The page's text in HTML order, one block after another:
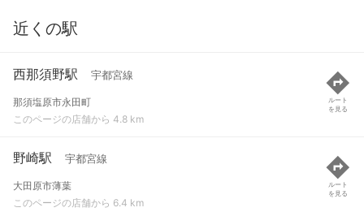
近くの駅
西那須野駅 宇都宮線
那須塩原市永田町
このページの店舗から 4.8 km
ルート
を見る
野崎駅 宇都宮線
大田原市薄葉
このページの店舗から 6.4 km
ルート
を見る